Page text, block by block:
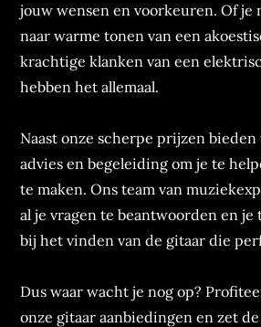
jouw wensen en voorkeuren. Of je
naar warme tonen van een
krachtige klanken van een
hebben het allemaal.
Naast onze scherpe prijzen
advies en begeleiding om je te
te maken. Ons team van
al je vragen te beantwoorden en
bij het vinden van de gitaar die
Dus waar wacht je nog op?
onze gitaar aanbiedingen en zet